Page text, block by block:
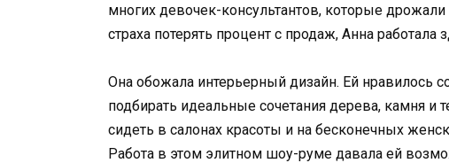
многих девочек-консультантов, которые
страха потерять процент с продаж, Анна
Она обожала интерьерный дизайн. Ей нравилось
подбирать идеальные сочетания дерева, камня и
сидеть в салонах красоты и на бесконечных
Работа в этом элитном шоу-руме давала ей